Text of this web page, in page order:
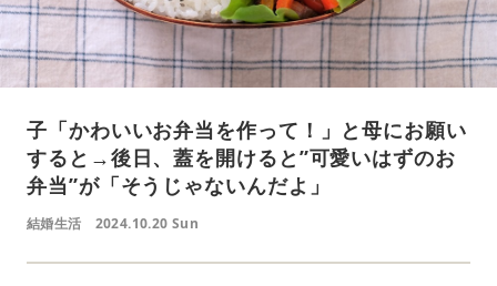
子「かわいいお弁当を作って！」と母にお願い
すると→後日、蓋を開けると”可愛いはずのお
弁当”が「そうじゃないんだよ」
結婚生活 2024.10.20 Sun